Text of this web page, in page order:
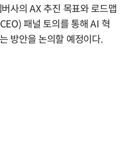
사의 AX 추진 목표와 로드맵
패널 토의를 통해 AI 혁
방안을 논의할 예정이다.